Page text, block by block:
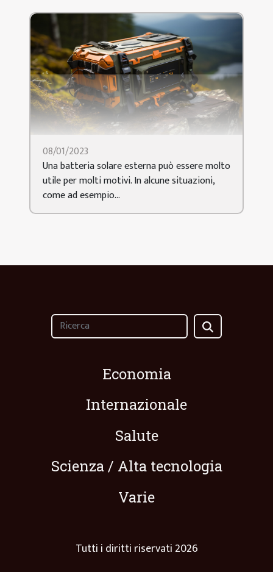
08/01/2023
Una batteria solare esterna può essere molto
utile per molti motivi. In alcune situazioni,
come ad esempio...
Economia
Internazionale
Salute
Scienza / Alta tecnologia
Varie
Tutti i diritti riservati 2026